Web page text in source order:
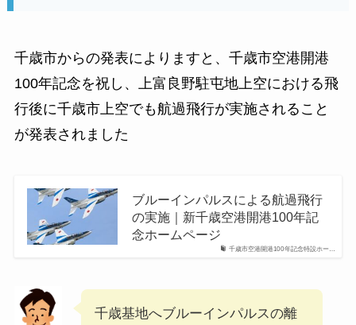
千歳市からの発表によりますと、千歳市空港開港
100年記念を祝し、上富良野駐屯地上空における飛
行後に千歳市上空でも航過飛行が実施されること
が発表されました
千歳市空港開港100年記念特設ホー…
ブルーインパルスによる航過飛行
の実施｜新千歳空港開港100年記
念ホームページ
千歳基地へブルーインパルスの離